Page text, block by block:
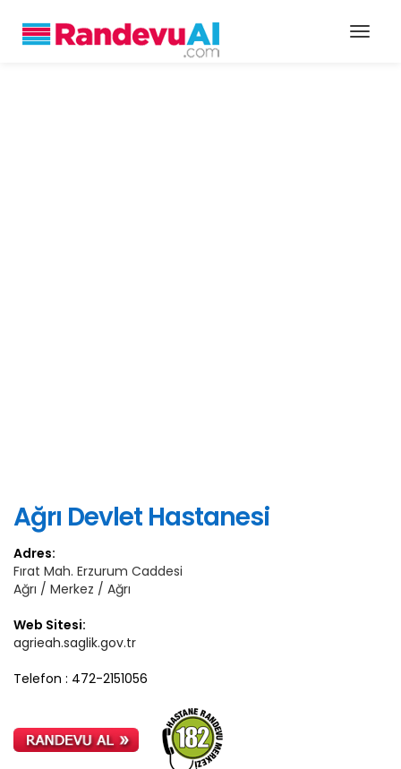
Ağrı Devlet Hastanesi
Adres:
Fırat Mah. Erzurum Caddesi
Ağrı / Merkez / Ağrı
Web Sitesi:
agrieah.saglik.gov.tr
Telefon : 472-2151056